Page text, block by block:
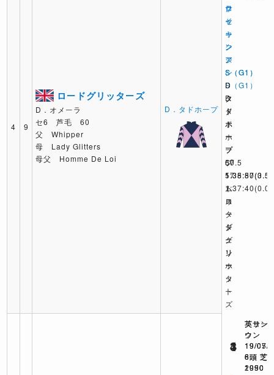
4 9
ロードグリッターズ
D．オメーラ
セ6 芦毛 60
父 Whipper
母 Lady Glitters
母父 Homme De Loi
D．タドホープ
サ
セ
ッ
ク
ス
S（G1）
D
タ
ド
ホ
ー
プ
60.5
1:38:57(0.5)
ト
ゥ
ー
ダ
ー
ン
ホ
ッ
ト
ク
イ
ー
ン
ア
ン
S（G1）
D
タ
ド
ホ
ー
プ
57
1:37:40(0.0)
ロ
ー
ド
グ
リ
ッ
タ
ー
ズ
ロ
ッ
キ
ン
ジ
S（G1）
D
タ
ド
ホ
ー
プ
57
1:35:80(3.5)
ム
ス
タ
シ
ュ
リ
ー
4
英ヨー
ク
19/07/
6頭 芝
2050
3
英サン
ウン
19/07/
8頭 芝
1990
1
英サン
ウン
19/05/
6頭 芝
1990